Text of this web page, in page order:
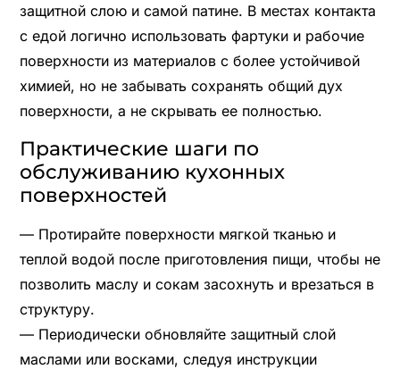
защитной слою и самой патине. В местах контакта
с едой логично использовать фартуки и рабочие
поверхности из материалов с более устойчивой
химией, но не забывать сохранять общий дух
поверхности, а не скрывать ее полностью.
Практические шаги по
обслуживанию кухонных
поверхностей
— Протирайте поверхности мягкой тканью и
теплой водой после приготовления пищи, чтобы не
позволить маслу и сокам засохнуть и врезаться в
структуру.
— Периодически обновляйте защитный слой
маслами или восками, следуя инструкции